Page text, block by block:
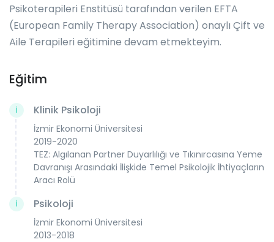
Psikoterapileri Enstitüsü tarafından verilen EFTA
(European Family Therapy Association) onaylı Çift ve
Aile Terapileri eğitimine devam etmekteyim.
Eğitim
İ Klinik Psikoloji
İzmir Ekonomi Üniversitesi
2019-2020
TEZ: Algılanan Partner Duyarlılığı ve Tıkınırcasına Yeme
Davranışı Arasındaki İlişkide Temel Psikolojik İhtiyaçların
Aracı Rolü
İ Psikoloji
İzmir Ekonomi Üniversitesi
2013-2018